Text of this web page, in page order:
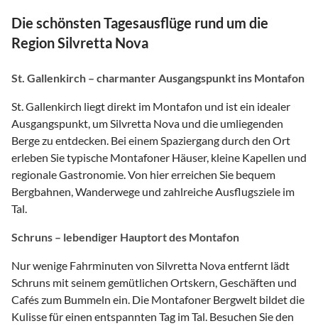
Die schönsten Tagesausflüge rund um die
Region Silvretta Nova
St. Gallenkirch – charmanter Ausgangspunkt ins Montafon
St. Gallenkirch liegt direkt im Montafon und ist ein idealer
Ausgangspunkt, um Silvretta Nova und die umliegenden
Berge zu entdecken. Bei einem Spaziergang durch den Ort
erleben Sie typische Montafoner Häuser, kleine Kapellen und
regionale Gastronomie. Von hier erreichen Sie bequem
Bergbahnen, Wanderwege und zahlreiche Ausflugsziele im
Tal.
Schruns – lebendiger Hauptort des Montafon
Nur wenige Fahrminuten von Silvretta Nova entfernt lädt
Schruns mit seinem gemütlichen Ortskern, Geschäften und
Cafés zum Bummeln ein. Die Montafoner Bergwelt bildet die
Kulisse für einen entspannten Tag im Tal. Besuchen Sie den